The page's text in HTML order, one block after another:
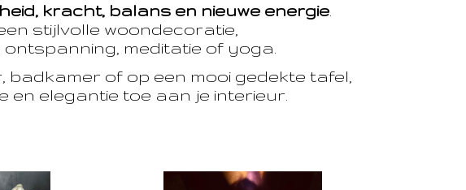
kracht, balans en nieuwe energie.
stijlvolle woondecoratie,
meditatie of yoga.
of op een mooi gedekte tafel,
en elegantie toe aan je interieur.